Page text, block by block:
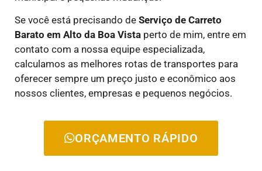
Se você está precisando de Serviço de Carreto
Barato em Alto da Boa Vista perto de mim, entre em
contato com a nossa equipe especializada,
calculamos as melhores rotas de transportes para
oferecer sempre um preço justo e econômico aos
nossos clientes, empresas e pequenos negócios.
ORÇAMENTO RÁPIDO